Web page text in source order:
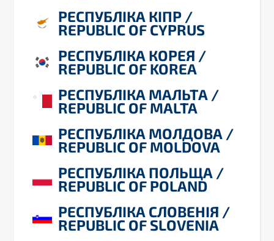
РЕСПУБЛІКА КІПР /
REPUBLIC OF CYPRUS
РЕСПУБЛІКА КОРЕЯ /
REPUBLIC OF KOREA
РЕСПУБЛІКА МАЛЬТА /
REPUBLIC OF MALTA
РЕСПУБЛІКА МОЛДОВА /
REPUBLIC OF MOLDOVA
РЕСПУБЛІКА ПОЛЬЩА /
REPUBLIC OF POLAND
РЕСПУБЛІКА СЛОВЕНІЯ /
REPUBLIC OF SLOVENIA